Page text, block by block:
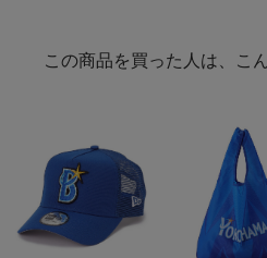
この商品を買った人は、こ